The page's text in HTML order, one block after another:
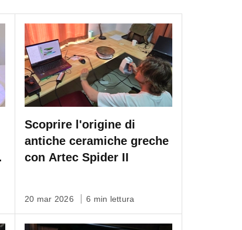
Scoprire l'origine di
antiche ceramiche greche
con Artec Spider II
20 mar 2026 6 min lettura